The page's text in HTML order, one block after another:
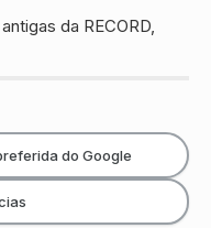
da RECORD,
do Google